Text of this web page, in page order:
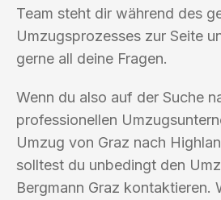
Team steht dir während des
Umzugsprozesses zur Seite
gerne all deine Fragen.
Wenn du also auf der Suche
professionellen
Umzug von Graz nach
solltest du unbedingt den
Bergmann Graz kontaktieren.